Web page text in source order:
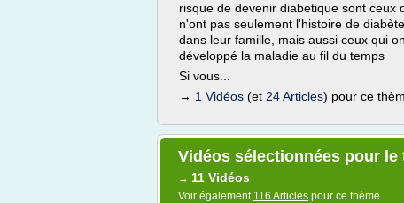
risque de devenir diabetique sont ceux
n'ont pas seulement l'histoire de diabète
dans leur famille, mais aussi ceux qui
développé la maladie au fil du temps
Si vous...
→ 1 Vidéos (et 24 Articles) pour ce
Vidéos sélectionnées pour
→ 11 Vidéos
Voir également 116 Articles pour ce thème